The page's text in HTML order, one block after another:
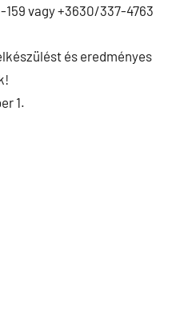
vagy +3630/337-4763
és eredményes
1.